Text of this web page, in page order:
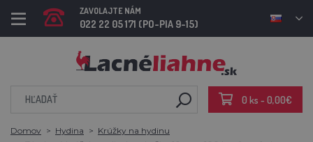
ZAVOLAJTE NÁM
022 22 05 171 (PO-PIA 9-15)
0 ks - 0,00€
Domov Hydina
Krúžky na hydinu